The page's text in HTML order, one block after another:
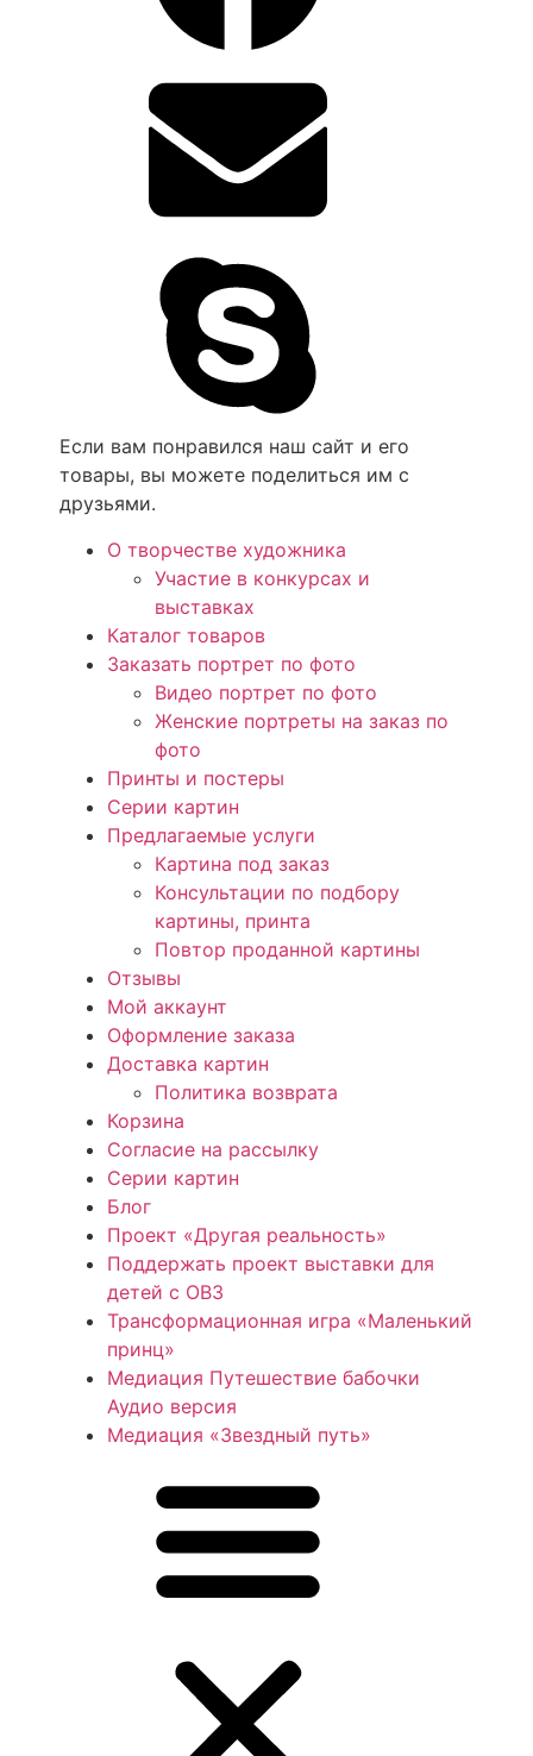
Если вам понравился наш сайт и его
товары, вы можете поделиться им с
друзьями.
О творчестве художника
Участие в конкурсах и
выставках
Каталог товаров
Заказать портрет по фото
Видео портрет по фото
Женские портреты на заказ по
фото
Принты и постеры
Серии картин
Предлагаемые услуги
Картина под заказ
Консультации по подбору
картины, принта
Повтор проданной картины
Отзывы
Мой аккаунт
Оформление заказа
Доставка картин
Политика возврата
Корзина
Согласие на рассылку
Серии картин
Блог
Проект «Другая реальность»
Поддержать проект выставки для
детей с ОВЗ
Трансформационная игра «Маленький
принц»
Медиация Путешествие бабочки
Аудио версия
Медиация «Звездный путь»